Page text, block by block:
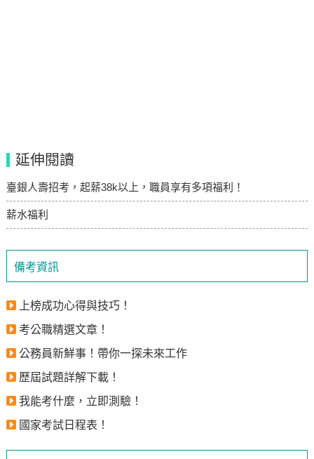
備考資訊
上榜成功心得與技巧！
考公職精選文章！
公務員新鮮事！帶你一探未來工作
歷屆試題詳解下載！
我能考什麼，立即測驗！
國家考試日程表！
延伸閱讀
臺銀人壽招考，起薪38k以上，職員享有多項福利！
薪水福利